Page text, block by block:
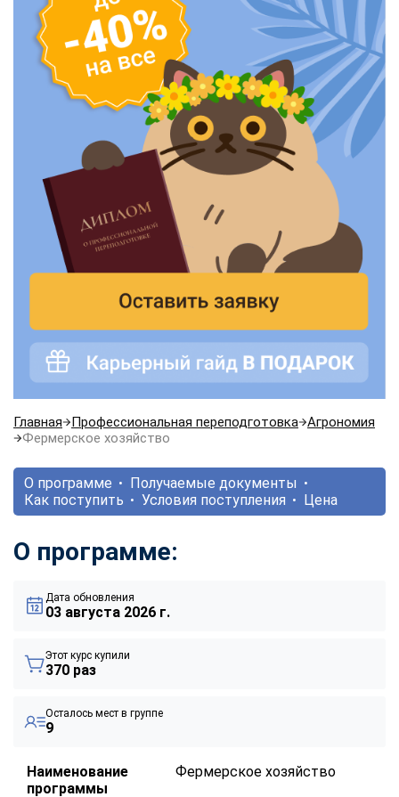
Главная Профессиональная переподготовка Агрономия
Фермерское хозяйство
О программе
Получаемые документы
Как поступить
Условия поступления Цена
О программе:
Дата обновления
03 августа 2026 г.
Этот курс купили
370 раз
Осталось мест в группе
9
Наименование
программы
Фермерское хозяйство